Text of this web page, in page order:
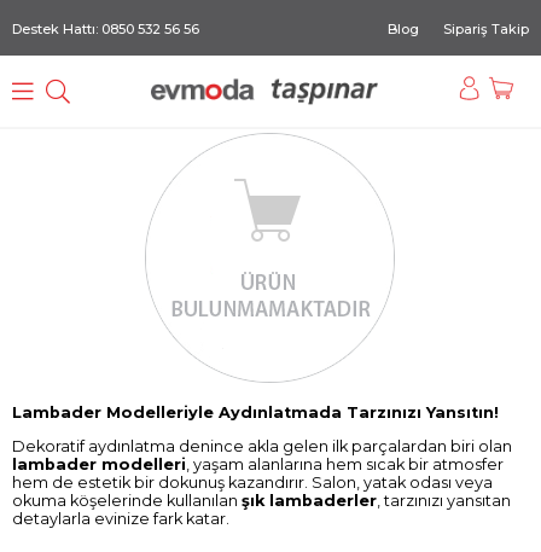
Destek Hattı: 0850 532 56 56 Blog Sipariş Takip
Lambader Modelleriyle Aydınlatmada Tarzınızı Yansıtın!
Dekoratif aydınlatma denince akla gelen ilk parçalardan biri olan
lambader modelleri , yaşam alanlarına hem sıcak bir atmosfer
hem de estetik bir dokunuş kazandırır. Salon, yatak odası veya
okuma köşelerinde kullanılan şık lambaderler , tarzınızı yansıtan
detaylarla evinize fark katar.